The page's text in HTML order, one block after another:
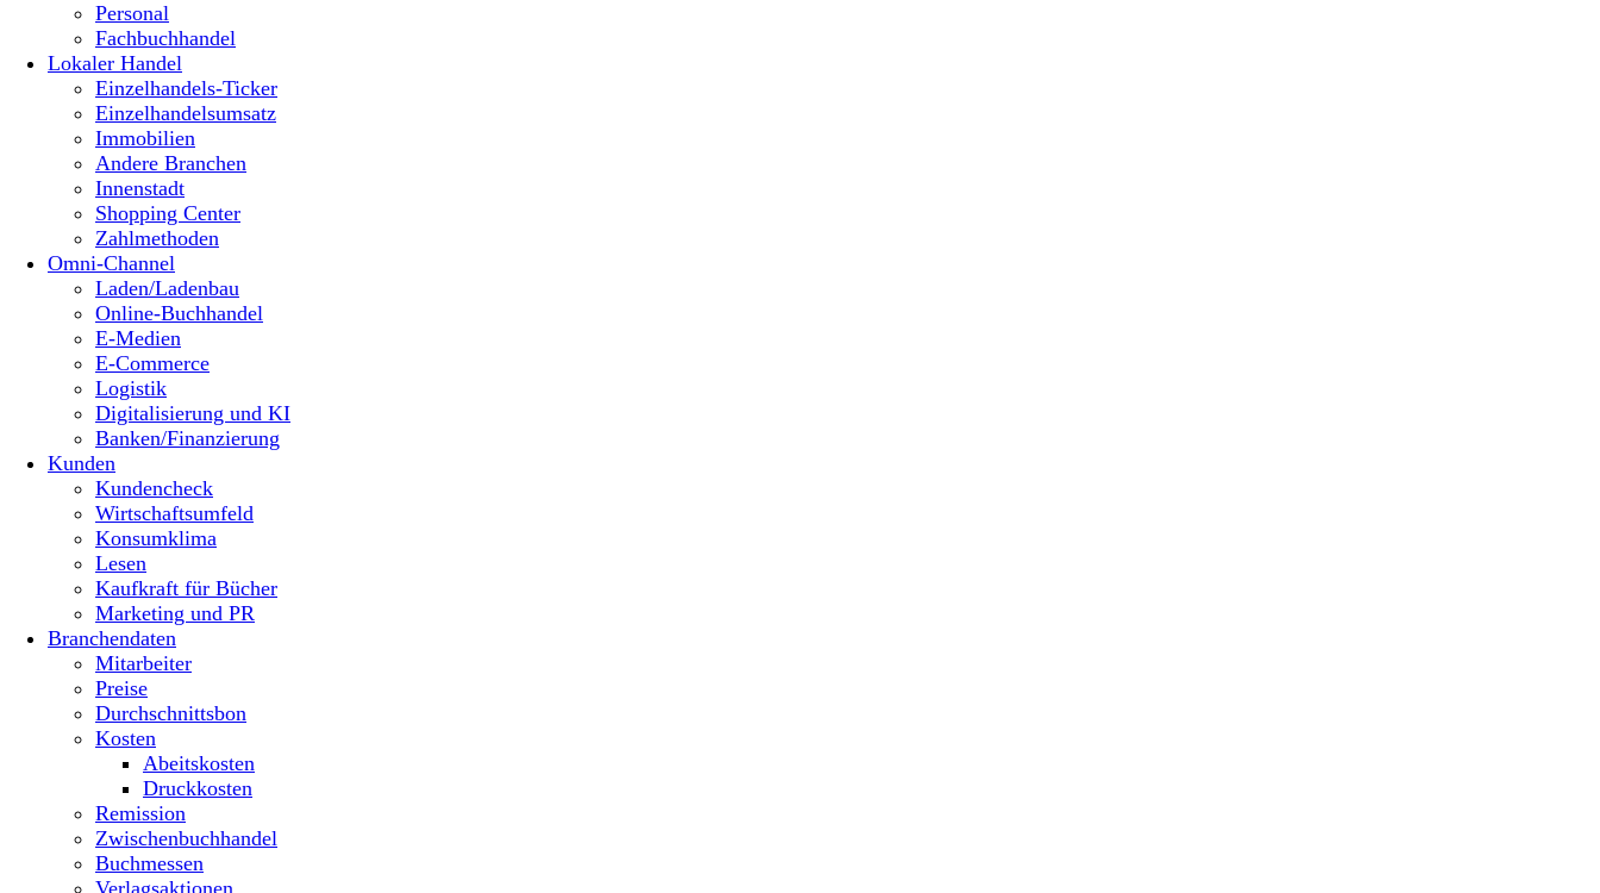
Personal
Fachbuchhandel
Lokaler Handel
Einzelhandels-Ticker
Einzelhandelsumsatz
Immobilien
Andere Branchen
Innenstadt
Shopping Center
Zahlmethoden
Omni-Channel
Laden/Ladenbau
Online-Buchhandel
E-Medien
E-Commerce
Logistik
Digitalisierung und KI
Banken/Finanzierung
Kunden
Kundencheck
Wirtschaftsumfeld
Konsumklima
Lesen
Kaufkraft für Bücher
Marketing und PR
Branchendaten
Mitarbeiter
Preise
Durchschnittsbon
Kosten
Abeitskosten
Druckkosten
Remission
Zwischenbuchhandel
Buchmessen